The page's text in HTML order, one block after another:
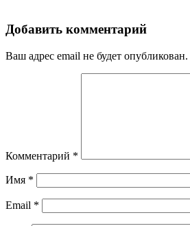
Добавить комментарий
Ваш адрес email не будет опубликован.
Комментарий *
Имя *
Email *